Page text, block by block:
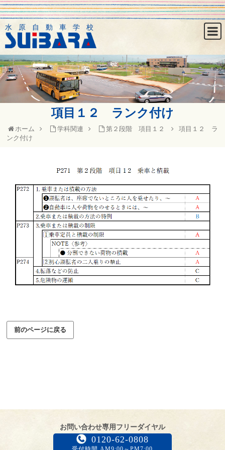
水原自動車学校
項目１２ ランク付け
ホーム 学科関連 第２段階 項目１２
項目１２ ラ
ンク付け
前のページに戻る
お問い合わせ専用フリーダイヤル
0120-62-0808